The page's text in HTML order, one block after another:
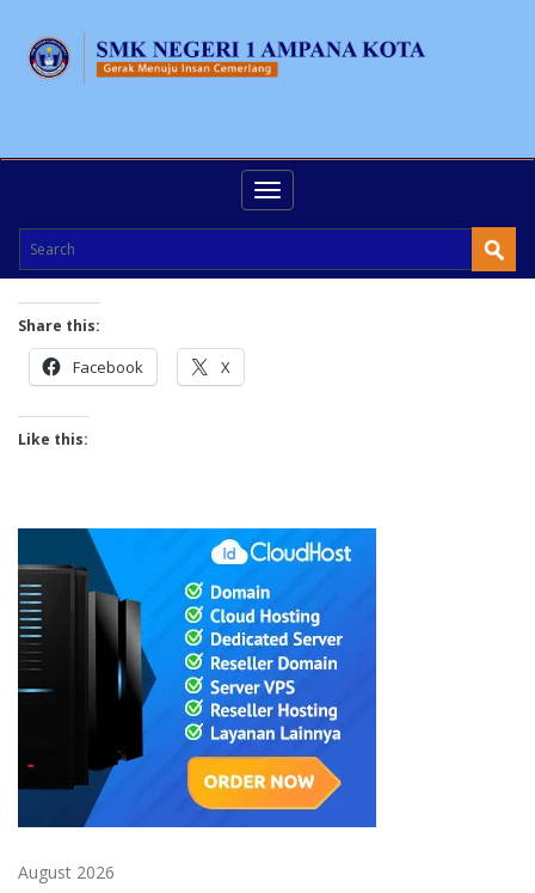
Toggle
navigation
Share this:
Facebook X
Like this:
August 2026